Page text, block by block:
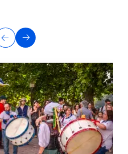
PrécédentSuivant